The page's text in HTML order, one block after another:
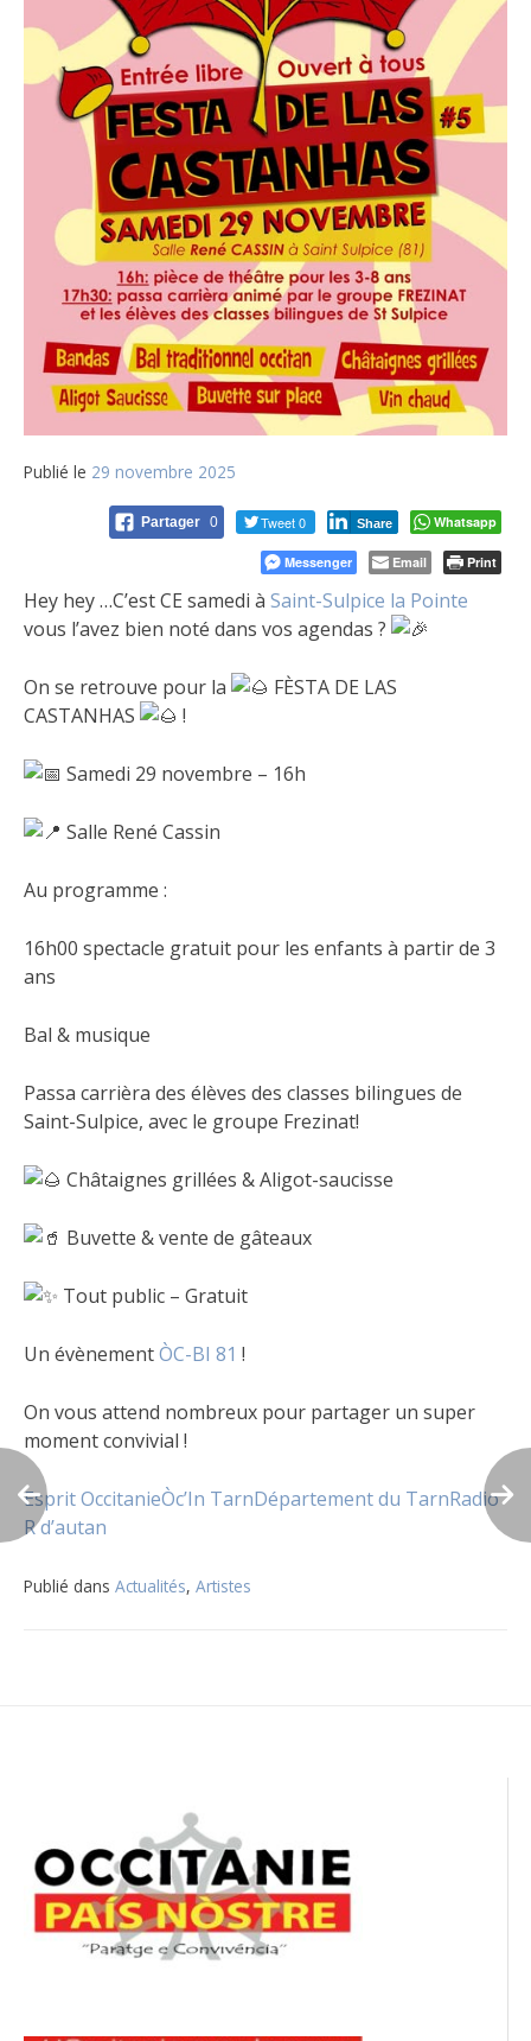
Publié le 29 novembre 2025
Partager 0 Tweet 0 Share Whatsapp
Messenger Email Print
Hey hey …C’est CE samedi à Saint-Sulpice la Pointe
vous l’avez bien noté dans vos agendas ?
On se retrouve pour la
FÈSTA DE LAS
CASTANHAS
!
Samedi 29 novembre – 16h
Salle René Cassin
Au programme :
16h00 spectacle gratuit pour les enfants à partir de 3
ans
Bal & musique
Passa carrièra des élèves des classes bilingues de
Saint-Sulpice, avec le groupe Frezinat!
Châtaignes grillées & Aligot-saucisse
Buvette & vente de gâteaux
Tout public – Gratuit
Un évènementÒC-BI 81 !
On vous attend nombreux pour partager un super
moment convivial !
Esprit OccitanieÒc’In TarnDépartement du TarnRadio
R d’autan
Publié dans Actualités, Artistes